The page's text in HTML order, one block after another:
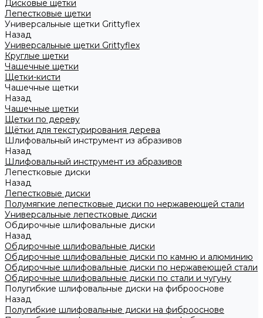
Дисковые щётки
Лепестковые щетки
Универсальные щетки Grittyflex
Назад
Универсальные щетки Grittyflex
Круглые щетки
Чашечные щетки
Щетки-кисти
Чашечные щетки
Назад
Чашечные щетки
Щетки по дереву
Щётки для текстурирования дерева
Шлифовальный инструмент из абразивов
Назад
Шлифовальный инструмент из абразивов
Лепестковые диски
Назад
Лепестковые диски
Полумягкие лепестковые диски по нержавеющей стали
Универсальные лепестковые диски
Обдирочные шлифовальные диски
Назад
Обдирочные шлифовальные диски
Обдирочные шлифовальные диски по камню и алюминию
Обдирочные шлифовальные диски по нержавеющей стали
Обдирочные шлифовальные диски по стали и чугуну
Полугибкие шлифовальные диски на фиброоснове
Назад
Полугибкие шлифовальные диски на фиброоснове